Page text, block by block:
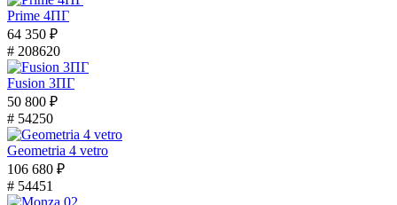
Prime 4ПГ
64 350 ₽
# 208620
Fusion 3ПГ
50 800 ₽
# 54250
Geometria 4 vetro
106 680 ₽
# 54451